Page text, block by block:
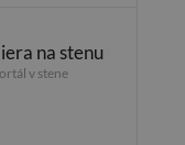
na stenu
v stene